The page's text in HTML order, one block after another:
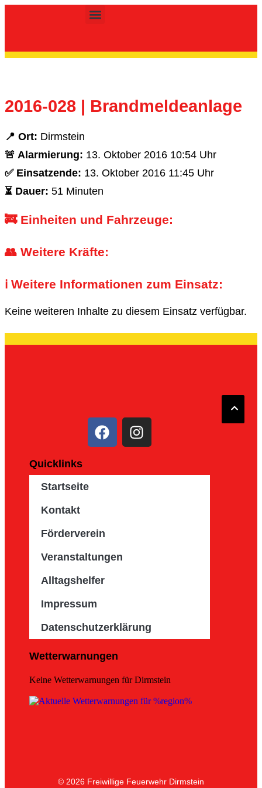
Inhalt
2016-028 | Brandmeldeanlage
📍 Ort: Dirmstein
🚨 Alarmierung: 13. Oktober 2016 10:54 Uhr
✅ Einsatzende: 13. Oktober 2016 11:45 Uhr
⏳ Dauer: 51 Minuten
🚒 Einheiten und Fahrzeuge:
👥 Weitere Kräfte:
ℹ️ Weitere Informationen zum Einsatz:
Keine weiteren Inhalte zu diesem Einsatz verfügbar.
Quicklinks
Startseite
Kontakt
Förderverein
Veranstaltungen
Alltagshelfer
Impressum
Datenschutzerklärung
Wetterwarnungen
Keine Wetterwarnungen für Dirmstein
© 2026 Freiwillige Feuerwehr Dirmstein